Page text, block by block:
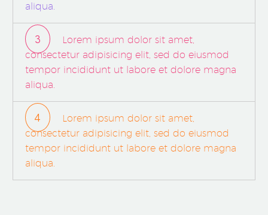
aliqua.
3
Lorem ipsum dolor sit amet,
consectetur adipisicing elit, sed do eiusmod
tempor incididunt ut labore et dolore magna
aliqua.
4
Lorem ipsum dolor sit amet,
consectetur adipisicing elit, sed do eiusmod
tempor incididunt ut labore et dolore magna
aliqua.